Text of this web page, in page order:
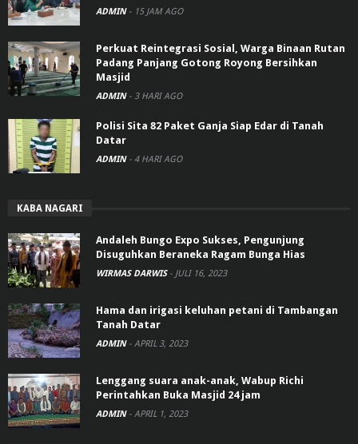
ADMIN - 15 JAM AGO
Perkuat Reintegrasi Sosial, Warga Binaan Rutan
Padang Panjang Gotong Royong Bersihkan
Masjid
ADMIN - 3 HARI AGO
Polisi Sita 82 Paket Ganja Siap Edar di Tanah
Datar
ADMIN - 4 HARI AGO
KABA NAGARI
Andaleh Bungo Expo Sukses, Pengunjung
Disuguhkan Beraneka Ragam Bunga Hias
WIRMAS DARWIS - JULI 16, 2023
Hama dan irigasi keluhan petani di Tambangan
Tanah Datar
ADMIN - APRIL 3, 2023
Lenggang suara anak-anak, Wabup Richi
Perintahkan Buka Masjid 24 jam
ADMIN - APRIL 1, 2023